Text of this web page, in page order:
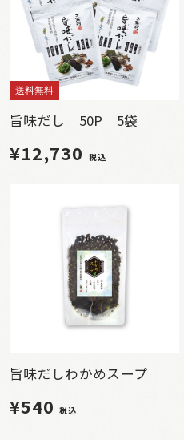
送料無料
旨味だし 50P 5袋
¥12,730 税込
旨味だしわかめスープ
¥540税込